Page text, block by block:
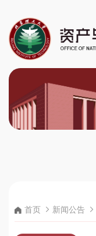
首页 新闻公告